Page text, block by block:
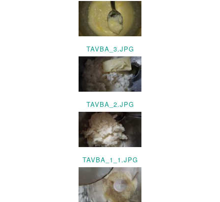
TAVBA_3.JPG
TAVBA_2.JPG
TAVBA_1_1.JPG